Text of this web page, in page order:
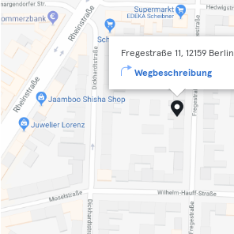
Fregestraße 11, 12159 Berlin
Wegbeschreibung